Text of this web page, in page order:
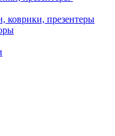
презентеры